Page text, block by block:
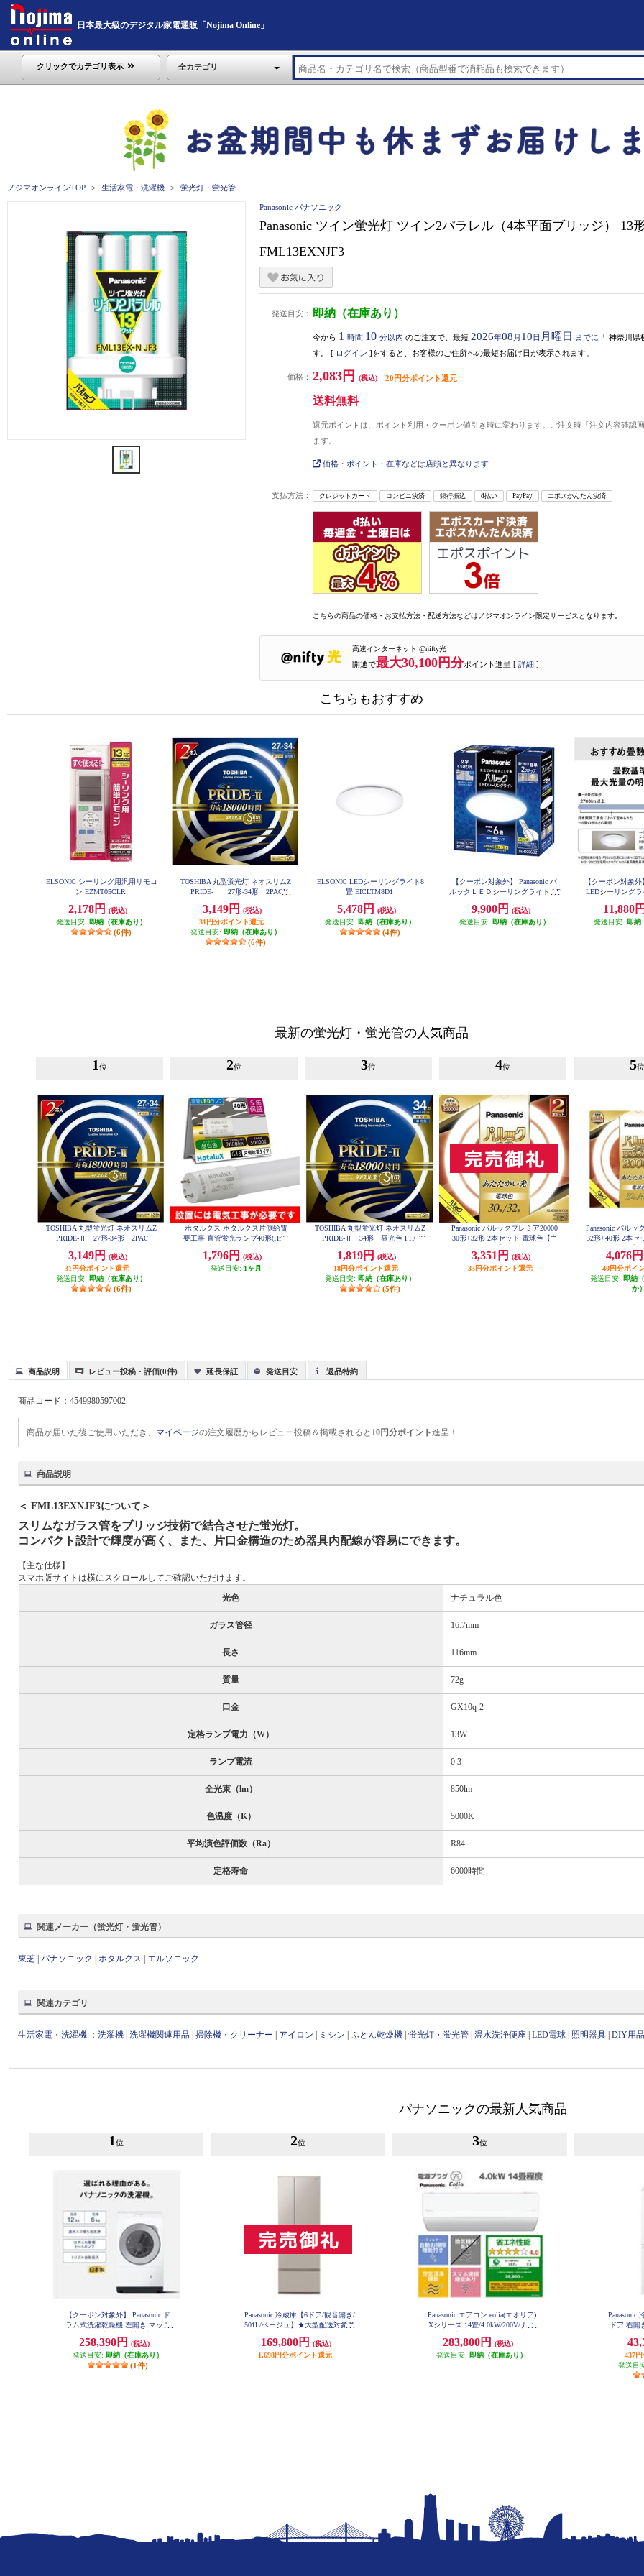
日本最大級のデジタル家電通販「Nojima Online」
クリックでカテゴリ表示 全カテゴリ
ノジマオンラインTOP 生活家電・洗濯機 蛍光灯・蛍光管
Panasonic パナソニック
Panasonic ツイン蛍光灯 ツイン2パラレル（4本平面ブリッジ） 13
FML13EXNJF3
発送目安： 即納（在庫あり）
今から 1 時間 10 分以内 のご注文で、最短 2026年08 月 10日 月曜日 までに 「 神奈川県
す。 [ ログイン ]をすると、お客様のご住所への最短お届け日が表示されます。
価格： 2,083円 (税込) 20円分ポイント還元
送料無料
還元ポイントは、ポイント利用・クーポン値引き時に変わります。ご注文時「注文内容確認
ます。
価格・ポイント・在庫などは店頭と異なります
支払方法： クレジットカード コンビニ決済 銀行振込 d払い PayPay エポスかんたん決済
こちらの商品の価格・お支払方法・配送方法などはノジマオンライン限定サービスとなります。
高速インターネット @nifty光
開通で最大30,100円分ポイント進呈 [ 詳細 ]
こちらもおすすめ
ELSONIC シーリング用汎用リモコ
ン EZMT05CLR
2,178円
(税込)
発送目安: 即納（在庫あり）
(6件)
TOSHIBA 丸型蛍光灯 ネオスリムZ
PRIDE-Ⅱ 27形-34形 2PACK
3,149円
(税込)
31円分ポイント還元
発送目安: 即納（在庫あり）
(6件)
ELSONIC LEDシーリングライト8
畳 EICLTM8D1
5,478円
(税込)
発送目安: 即納（在庫あり）
(4件)
【クーポン対象外】 Panasonic パ
ルックＬＥＤシーリングライト LE
9,900円
(税込)
発送目安: 即納（在庫あり）
【クーポン対象
LEDシーリング
11,880円
発送目安: 即納
最新の蛍光灯・蛍光管の人気商品
1 位
TOSHIBA 丸型蛍光灯 ネオスリムZ
PRIDE-Ⅱ 27形-34形 2PACK
3,149円
(税込)
31円分ポイント還元
発送目安: 即納（在庫あり）
(6件)
2位
ホタルクス ホタルクス片側給電
要工事 直管蛍光ランプ40形(Hf32
全光束2600lm G13口金 1200mm L
D40T50-16-26G13-H1
1,796円
(税込)
発送目安: 1ヶ月
3位
TOSHIBA 丸型蛍光灯 ネオスリムZ
PRIDE-Ⅱ 34形 昼光色 FHC34
1,819円
(税込)
18円分ポイント還元
発送目安: 即納（在庫あり）
(5件)
4位
Panasonic パルックプレミア20000
30形+32形 2本セット 電球色【丸
32K
3,351円
(税込)
33円分ポイント還元
5位
Panasonic パルッ
32形+40形 2本セ
32K
4,076円
40円分ポイ
発送目安: 即納
か）
商品説明 レビュー投稿・評価(0件) 延長保証 発送目安 返品特約
商品コード：4549980597002
商品が届いた後ご使用いただき、 マイページの注文履歴からレビュー投稿＆掲載されると 10円分ポイント進呈！
商品説明
＜ FML13EXNJF3について＞
スリムなガラス管をブリッジ技術で結合させた蛍光灯。
コンパクト設計で輝度が高く、また、片口金構造のため器具内配線が容易にできます。
【主な仕様】
スマホ版サイトは横にスクロールしてご確認いただけます。
光色
ナチュラル色
ガラス管径 16.7mm
長さ 116mm
質量 72g
口金 GX10q-2
定格ランプ電力（W） 13W
ランプ電流 0.3
全光束（lm） 850lm
色温度（K） 5000K
平均演色評価数（Ra） R84
定格寿命 6000時間
関連メーカー（蛍光灯・蛍光管）
東芝 |パナソニック |ホタルクス エルソニック
関連カテゴリ
生活家電・洗濯機 ：洗濯機 |洗濯機関連用品 |掃除機・クリーナー アイロン ミシン |ふとん乾燥機 |蛍光灯・蛍光管 |温水洗浄便座 |LED電球 照明器具 |DIY用
パナソニックの最新人気商品
1 位
【クーポン対象外】 Panasonic ド
ラム式洗濯乾燥機 左開き マット
LX127EL-W
258,390円
(税込)
発送目安: 即納（在庫あり）
(1件)
2位
Panasonic 冷蔵庫【6ドア/観音開き/
501L/ベージュ】★大型配送対象商
169,800円
(税込)
1,698円分ポイント還元
3位
Panasonic エアコン eolia(エオリア)
Xシリーズ 14畳/4.0kW/200V/ナノ
付/W/2026年度 CS-X406D2-ESET
283,800円
(税込)
発送目安: 即納（在庫あり）
Panasonic
ドア 右開
437
発送目